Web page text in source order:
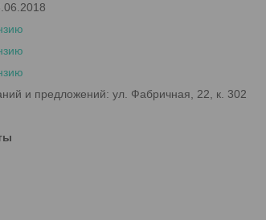
и предложений: ул. Фабричная, 22, к. 302